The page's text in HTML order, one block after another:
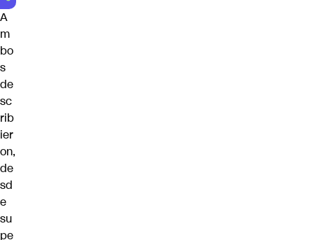
A
m
bo
s
de
sc
rib
ier
on,
de
sd
e
su
pe